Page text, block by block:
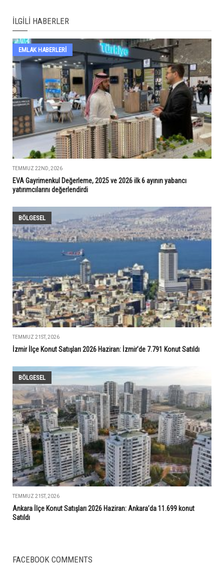
İLGILI HABERLER
EMLAK HABERLERI
TEMMUZ 22ND, 2026
EVA Gayrimenkul Değerleme, 2025 ve 2026 ilk 6 ayının yabancı
yatırımcılarını değerlendirdi
BÖLGESEL
TEMMUZ 21ST, 2026
İzmir İlçe Konut Satışları 2026 Haziran: İzmir’de 7.791 Konut Satıldı
BÖLGESEL
TEMMUZ 21ST, 2026
Ankara İlçe Konut Satışları 2026 Haziran: Ankara’da 11.699 konut
Satıldı
FACEBOOK COMMENTS